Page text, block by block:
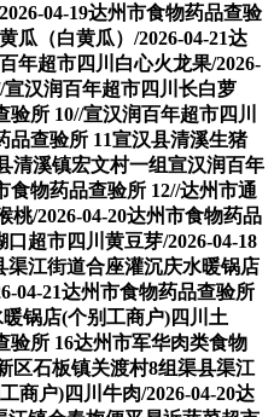
04-19达州市食物药品查验
瓜（白黄瓜）/2026-04-21达
年超市四川白心火龙果/2026-
汉润百年超市四川长白萝
验所 10//宣汉润百年超市四川
品查验所 11宣汉县清溪生猪
清溪镇宏文村一组宣汉润百年
食物药品查验所 12//达州市通
桃/2026-04-20达州市食物药品
超市四川黄豆芽/2026-04-18
渠江街道合座灌沉庆水暖锅店
04-21达州市食物药品查验所
锅店(个别工商户)四川土
验所 16达州市军华肉类食物
区石板镇关渡村8组渠县渠江
商户)四川牛肉/2026-04-20达